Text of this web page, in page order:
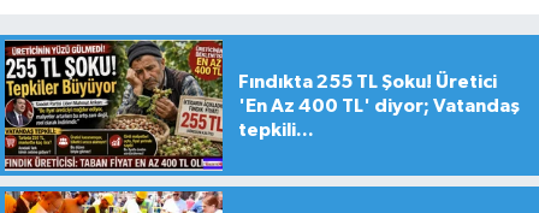
Fındıkta 255 TL Şoku! Üretici
'En Az 400 TL' diyor; Vatandaş
tepkili...